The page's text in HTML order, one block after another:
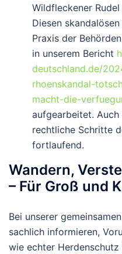
Wildfleckener
Diesen
Praxis der
in unserem Bericht
deutschland.de/
rhoenskandal-
macht-die-
aufgearbeitet.
rechtliche Schritte
fortlaufend.
Wandern,
– Für Groß und
Bei unserer
sachlich informieren,
wie echter